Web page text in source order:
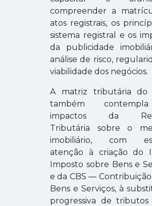
compreender a
atos registrais, os
sistema registral e os
da publicidade
análise de risco,
viabilidade dos negócios.
A matriz tributária do
também
impactos da
Tributária sobre o
imobiliário, com
atenção à criação do
Imposto sobre Bens e
e da CBS —
Bens e Serviços, à
progressiva de tributos